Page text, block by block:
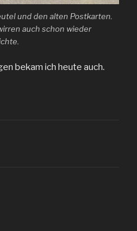
und den alten Postkarten.
auch schon wieder
bekam ich heute auch.